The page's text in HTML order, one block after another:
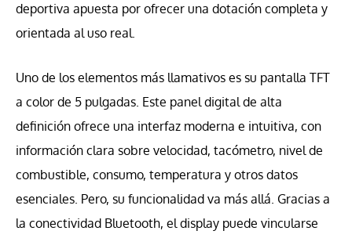
deportiva apuesta por ofrecer una dotación completa y
orientada al uso real.
Uno de los elementos más llamativos es su pantalla TFT
a color de 5 pulgadas. Este panel digital de alta
definición ofrece una interfaz moderna e intuitiva, con
información clara sobre velocidad, tacómetro, nivel de
combustible, consumo, temperatura y otros datos
esenciales. Pero, su funcionalidad va más allá. Gracias a
la conectividad Bluetooth, el display puede vincularse